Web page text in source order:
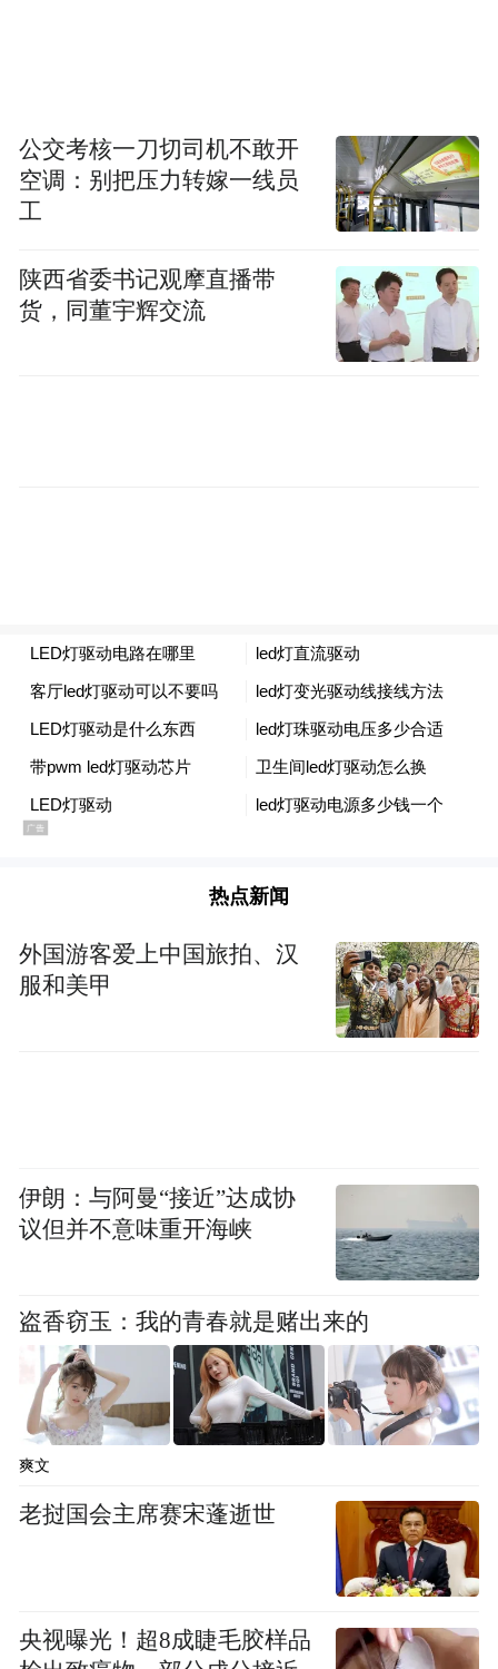
次元动画及3D沉浸内容等创新载体，持续拓
展“治愈宇宙”的边界，构建一个跨越虚拟与
现实、始终陪伴左右的情感IP生态。
据悉，在“H&H BOYS”的发展规划里，最重
要的一项是将以“国际团”的身份，投身海外
市场的发展，将中国文化、音乐传播到世
关于“H&H BOYS”的舞台表现力
“H&H BOYS”于2025年12月10日在北京举办
的出道舞台上，五位成员虽仅历经2个月的高
所有人。
从《Mystic》深处探索的吸引力，到
Coaster》里执握方向的坚定，以及《Dance
The Night》全然释放的绚烂，他们的舞台如
同一场渐进的情感旅程。主舞星羽的力道与
控制赋予表演美感，主唱Matthew的嗓音清亮
气场，RAP担当XP用独特的节奏感注入个性
色彩，副主唱YUAN则以柔和细腻的声线铺
就情感基底。五人各司其职又交融无间，舞
步齐整时如潮汐涌动，情感迸发时又似星辰
公交考核一刀切司机不敢开
空调：别把压力转嫁一线员
工
陕西省委书记观摩直播带
货，同董宇辉交流
热点新闻
外国游客爱上中国旅拍、汉
服和美甲
伊朗：与阿曼“接近”达成协
议但并不意味重开海峡
盗香窃玉：我的青春就是赌出来的
爽文
老挝国会主席赛宋蓬逝世
央视曝光！超8成睫毛胶样品